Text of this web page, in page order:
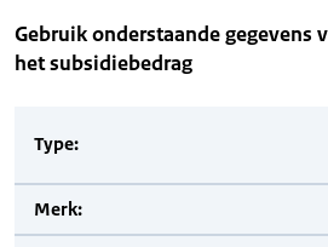
Gebruik onderstaande gegevens
het subsidiebedrag
Type:
Merk: